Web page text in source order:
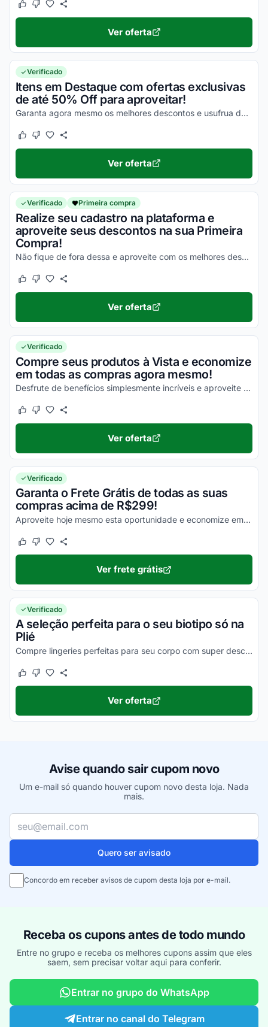
Este cupom funcionou
Este cupom não funcionou
Ver oferta
Verificado
Itens em Destaque com ofertas exclusivas
de até 50% Off para aproveitar!
Garanta agora mesmo os melhores descontos e usufrua de vantagens simplesmente incríveis!
Este cupom funcionou
Este cupom não funcionou
Ver oferta
Verificado Primeira compra
Realize seu cadastro na plataforma e
aproveite seus descontos na sua Primeira
Compra!
Não fique de fora dessa e aproveite com os melhores descontos!
Este cupom funcionou
Este cupom não funcionou
Ver oferta
Verificado
Compre seus produtos à Vista e economize
em todas as compras agora mesmo!
Desfrute de benefícios simplesmente incríveis e aproveite essa incrível oportunidade para economizar!
Este cupom funcionou
Este cupom não funcionou
Ver oferta
Verificado
Garanta o Frete Grátis de todas as suas
compras acima de R$299!
Aproveite hoje mesmo esta oportunidade e economize em suas compras!
Este cupom funcionou
Este cupom não funcionou
Ver frete grátis
Verificado
A seleção perfeita para o seu biotipo só na
Plié
Compre lingeries perfeitas para seu corpo com super descontos na Plié
Este cupom funcionou
Este cupom não funcionou
Ver oferta
Avise quando sair cupom novo
Um e-mail só quando houver cupom novo desta loja. Nada
mais.
Seu e-mail
Quero ser avisado
Concordo em receber avisos de cupom desta loja por e-mail.
Receba os cupons antes de todo mundo
Entre no grupo e receba os melhores cupons assim que eles
saem, sem precisar voltar aqui para conferir.
Entrar no grupo do WhatsApp
Entrar no canal do Telegram